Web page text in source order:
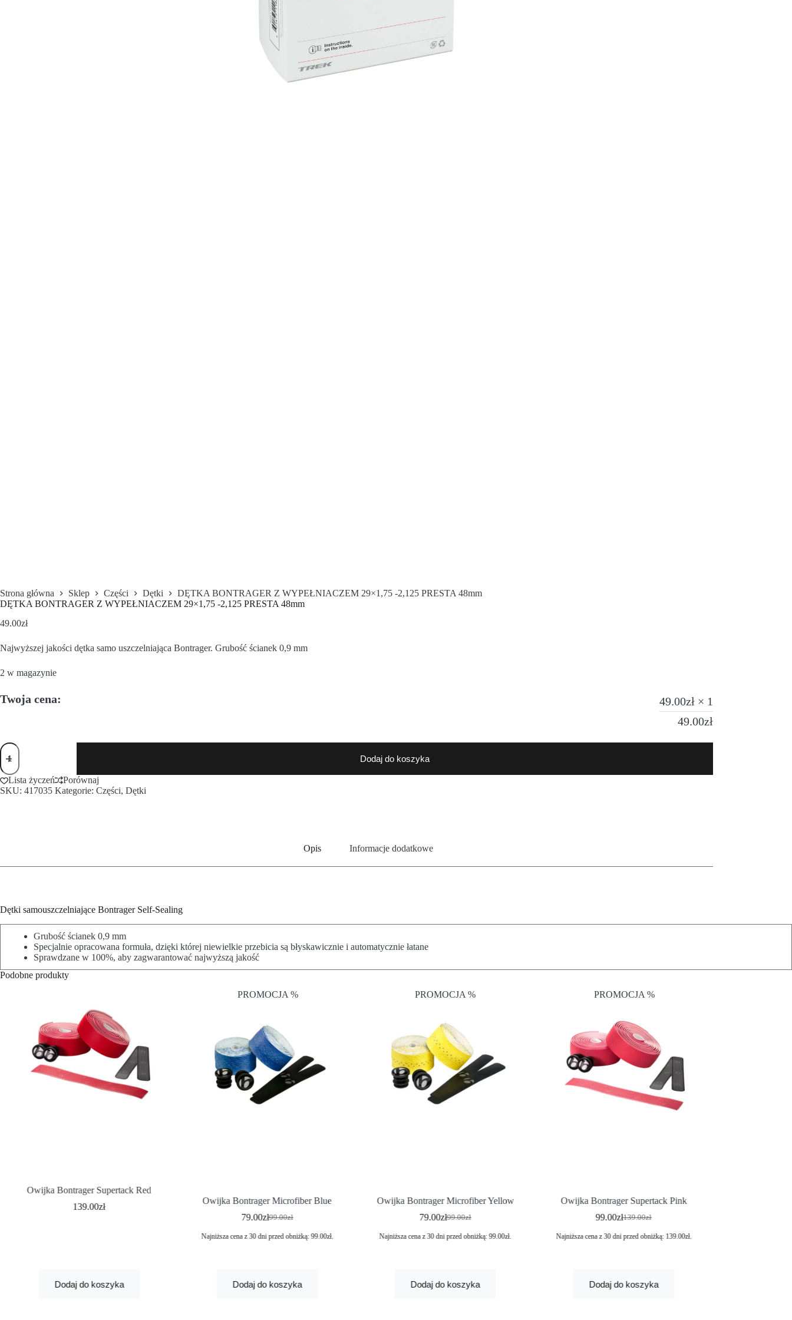
Strona główna Sklep Części Dętki
DĘTKA BONTRAGER Z WYPEŁNIACZEM 29×1,75 -2,125 PRESTA 48mm
DĘTKA BONTRAGER Z WYPEŁNIACZEM 29×1,75 -2,125 PRESTA 48mm
49.00zł
Najwyższej jakości dętka samo uszczelniająca Bontrager. Grubość ścianek 0,9 mm
2 w magazynie
Twoja cena: 49.00zł × 1
49.00zł
Dodaj do koszyka
Lista życzeń
Porównaj
SKU: 417035 Kategorie: Części, Dętki
Opis Informacje dodatkowe
Dętki samouszczelniające Bontrager Self-Sealing
Grubość ścianek 0,9 mm
Specjalnie opracowana formuła, dzięki której niewielkie przebicia są błyskawicznie i automatycznie łatane
Sprawdzane w 100%, aby zagwarantować najwyższą jakość
Podobne produkty
Owijka Bontrager Supertack Red
139.00zł
Dodaj do koszyka
PROMOCJA %
Owijka Bontrager Microfiber Blue
99.00zł
79.00zł
Najniższa cena z 30 dni przed obniżką:99.00zł.
Dodaj do koszyka
PROMOCJA %
Owijka Bontrager Microfiber Yellow
99.00zł
79.00zł
Najniższa cena z 30 dni przed obniżką:99.00zł.
Dodaj do koszyka
PROMOCJA %
Owijka Bontrager Supertack Pink
139.00zł
99.00zł
Najniższa cena z 30 dni przed obniżką: 139.00zł.
Dodaj do koszyka